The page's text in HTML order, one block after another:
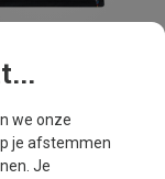
19%
we onze
je afstemmen
Je